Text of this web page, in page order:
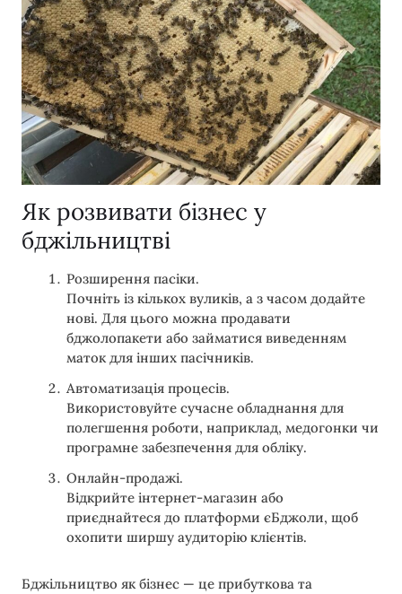
Як розвивати бізнес у
бджільництві
Розширення пасіки.
Почніть із кількох вуликів, а з часом додайте
нові. Для цього можна продавати
бджолопакети або займатися виведенням
маток для інших пасічників.
Автоматизація процесів.
Використовуйте сучасне обладнання для
полегшення роботи, наприклад, медогонки чи
програмне забезпечення для обліку.
Онлайн-продажі.
Відкрийте інтернет-магазин або
приєднайтеся до платформи єБджоли, щоб
охопити ширшу аудиторію клієнтів.
Бджільництво як бізнес — це прибуткова та